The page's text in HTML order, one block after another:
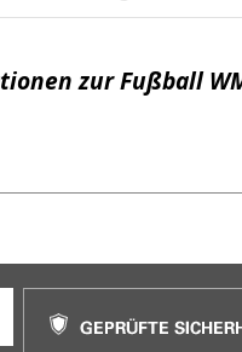
zur Fußball